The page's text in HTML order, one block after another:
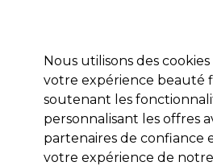
Marques Bons plans 🌟 Coiffure
Livraison le
Après expédition, du
Nous utilisons des
votre expérience beauté
soutenant les
personnalisant les offres
partenaires de confiance
votre expérience de